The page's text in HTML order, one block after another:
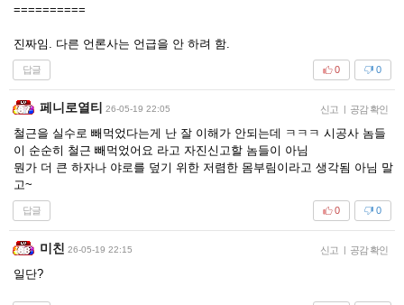
==========
진짜임. 다른 언론사는 언급을 안 하려 함.
답글 0
0
페니로열티 26-05-19 22:05 신고 | 공감 확인
철근을 실수로 빼먹었다는게 난 잘 이해가 안되는데 ㅋㅋㅋ 시공사 놈들
이 순순히 철근 빼먹었어요 라고 자진신고할 놈들이 아님
뭔가 더 큰 하자나 야로를 덮기 위한 저렴한 몸부림이라고 생각됨 아님 말
고~
답글 0
0
미친 26-05-19 22:15 신고 | 공감 확인
일단?